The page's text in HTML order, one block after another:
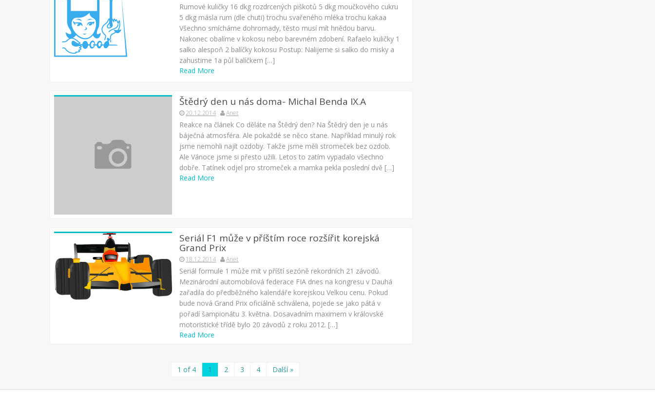
Rumové kuličky 16 dkg rozdrcených piškotů 5 dkg moučkového cukru
5 dkg másla rum (dle chuti) trochu svařeného mléka trochu kakaa
Všechno smícháme dohromady, těsto musí mít hnědou barvu.
Nakonec obalíme v kokosu nebo barevném zdobení. Rafaelo kuličky 1
salko alespoň 2 balíčky kokosu Postup: Nalijeme si salko do misky a
zahustime 1a půl balíčkem […]
Read More
Štědrý den u nás doma- Michal Benda IX.A
20.12.2014 Anet
Reakce na článek Co děláte na Štědrý den? Na Štědrý den je u nás
báječná atmosféra. Ale pokaždé se něco stane. Například minulý rok
jsme nemohli najít ozdoby. Takže jsme měli stromeček bez ozdob.
Ale Vánoce jsme si přesto užili. Letos to zatím vypadalo všechno
dobře. Tatínek odjel pro stromeček a mamka pekla poslední dvě […]
Read More
Seriál F1 může v příštím roce rozšířit korejská
Grand Prix
18.12.2014 Anet
Seriál formule 1 může mít v příští sezóně rekordních 21 závodů.
Mezinárodní automobilová federace FIA dnes na kongresu v Dauhá
zařadila do předběžného kalendáře korejskou Velkou cenu. Pokud
bude nová Grand Prix oficiálně schválena, pojede se jako pátá v
pořadí šampionátu 3. května. Dosavadním maximem v královské
motoristické třídě bylo 20 závodů z roku 2012. […]
Read More
1 of 4 1 2 3 4 Další »